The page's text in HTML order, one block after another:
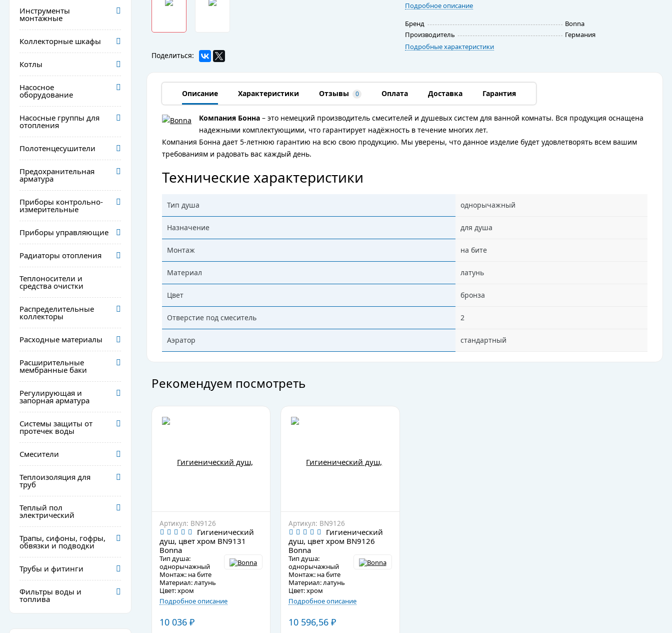
Инструменты
монтажные
Коллекторные шкафы
Котлы
Насосное
оборудование
Насосные группы для
отопления
Полотенцесушители
Предохранительная
арматура
Приборы контрольно-
измерительные
Приборы управляющие
Радиаторы отопления
Теплоносители и
средства очистки
Распределительные
коллекторы
Расходные материалы
Расширительные
мембранные баки
Регулирующая и
запорная арматура
Системы защиты от
протечек воды
Смесители
Теплоизоляция для
труб
Теплый пол
электрический
Трапы, сифоны, гофры,
обвязки и подводки
Трубы и фитинги
Фильтры воды и
топлива
Поделиться:
Подробное описание
Бренд
Bonna
Производитель
Германия
Подробные характеристики
Описание Характеристики Отзывы 0 Оплата Доставка Гарантия
Компания Бонна – это немецкий производитель смесителей и душевых систем для ванной комнаты. Вся продукция оснащена
надежными комплектующими, что гарантирует надёжность в течение многих лет.
Компания Бонна дает 5-летнюю гарантию на всю свою продукцию. Мы уверены, что данное изделие будет удовлетворять всем вашим
требованиям и радовать вас каждый день.
Технические характеристики
Тип душа однорычажный
Назначение для душа
Монтаж на бите
Материал латунь
Цвет бронза
Отверстие под смеситель 2
Аэратор стандартный
Рекомендуем посмотреть
Артикул: BN9126
Гигиенический
душ, цвет хром BN9131
Bonna
Тип душа:
однорычажный
Монтаж: на бите
Материал: латунь
Цвет: хром
Подробное описание
10 036 ₽
Артикул: BN9126
Гигиенический
душ, цвет хром BN9126
Bonna
Тип душа:
однорычажный
Монтаж: на бите
Материал: латунь
Цвет: хром
Подробное описание
10 596,56₽